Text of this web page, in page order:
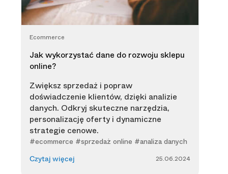
Ecommerce
Jak wykorzystać dane do rozwoju sklepu
online?
Zwiększ sprzedaż i popraw
doświadczenie klientów, dzięki analizie
danych. Odkryj skuteczne narzędzia,
personalizację oferty i dynamiczne
strategie cenowe.
#ecommerce #sprzedaż online #analiza danych
Czytaj więcej 25.06.2024